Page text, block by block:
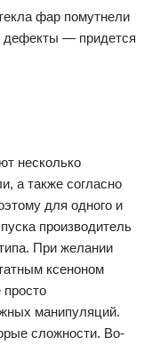
фар помутнели
дефекты — придется
несколько
а также согласно
для одного и
производитель
При желании
ксеноном
манипуляций.
сложности. Во-